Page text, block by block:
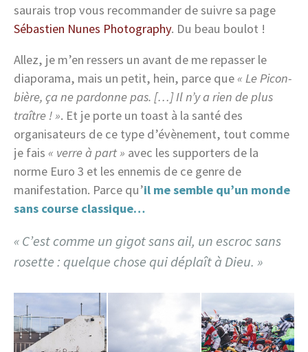
saurais trop vous recommander de suivre sa page
Sébastien Nunes Photography. Du beau boulot !
Allez, je m’en ressers un avant de me repasser le
diaporama, mais un petit, hein, parce que« Le Picon-
bière, ça ne pardonne pas. […] Il n’y a rien de plus
traître ! ». Et je porte un toast à la santé des
organisateurs de ce type d’évènement, tout comme
je fais « verre à part » avec les supporters de la
norme Euro 3 et les ennemis de ce genre de
manifestation. Parce qu’il me semble qu’un monde
sans course classique…
« C’est comme un gigot sans ail, un escroc sans
rosette : quelque chose qui déplaît à Dieu. »